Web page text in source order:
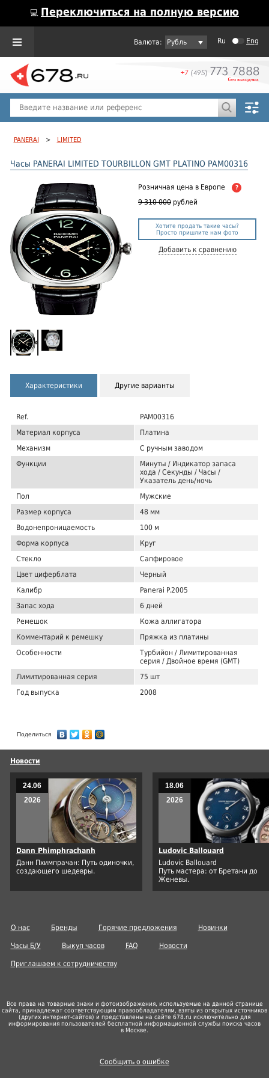
💻 Переключиться на полную версию
Рубль Ru Eng
PANERAI > LIMITED
Часы PANERAI LIMITED TOURBILLON GMT PLATINO PAM00316
Розничная цена в Европе ?
9 310 000 рублей
Хотите продать такие часы?
Просто пришлите нам фото
Добавить к сравнению
Характеристики Другие варианты
Ref.
PAM00316
Материал корпуса
Платина
Механизм
С ручным заводом
Функции
Минуты / Индикатор запаса
хода / Секунды / Часы /
Указатель день/ночь
Пол
Мужские
Размер корпуса
48 мм
Водонепроницаемость
100 м
Форма корпуса
Круг
Стекло
Сапфировое
Цвет циферблата
Черный
Калибр
Panerai P.2005
Запас хода
6 дней
Ремешок
Кожа аллигатора
Комментарий к ремешку
Пряжка из платины
Особенности
Турбийон / Лимитированная
серия / Двойное время (GMT)
Лимитированная серия
75 шт
Год выпуска
2008
Поделиться
Новости
24.06
2026
Dann Phimphrachanh
Данн Пхимпрачан: Путь одиночки,
создающего шедевры.
18.06
2026
Ludovic Ballouard
Ludovic Ballouard
Путь мастера: от Бретани до
Женевы.
О нас Бренды Горячие предложения Новинки
Часы Б/У Выкуп часов FAQ Новости
Приглашаем к сотрудничеству
Все права на товарные знаки и фотоизображения, используемые на данной странице
сайта, принадлежат соответствующим правообладателям, взяты из открытых источников
(других интернет-сайтов) и представлены на сайте 678.ru исключительно для
информирования пользователей бесплатной информационной службы поиска часов
в Москве.
Сообщить о ошибке